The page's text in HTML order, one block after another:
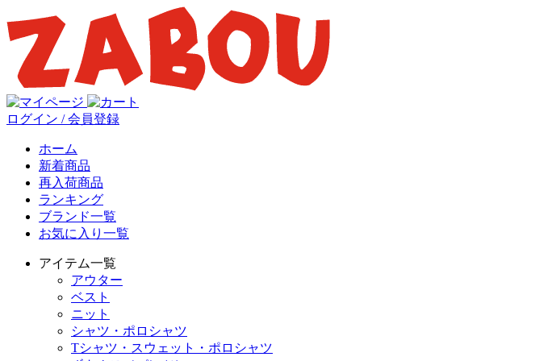
ログイン / 会員登録
ホーム
新着商品
再入荷商品
ランキング
ブランド一覧
お気に入り一覧
アイテム一覧
アウター
ベスト
ニット
シャツ・ポロシャツ
Tシャツ・スウェット・ポロシャツ